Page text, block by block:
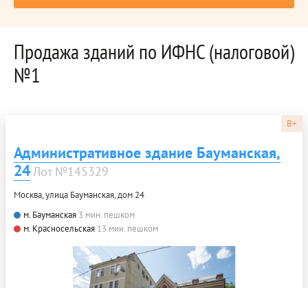
Продажа зданий по ИФНС (налоговой)
№1
B+
Административное здание Бауманская,
24Лот №145329
Москва, улица Бауманская, дом 24
м. Бауманская 3 мин. пешком
м. Красносельская 13 мин. пешком